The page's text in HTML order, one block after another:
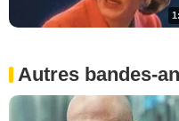
Autres bandes-